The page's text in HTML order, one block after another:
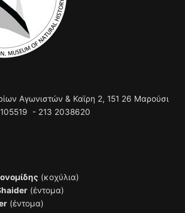
Αγωνιστών & Καϊρη 2, 151 26 Μαρούσι
- 213 2038620
(κοχύλια)
(έντομα)
(έντομα)